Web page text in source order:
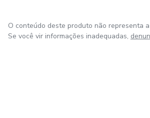
O conteúdo deste produto não representa
Se você vir informações inadequadas,